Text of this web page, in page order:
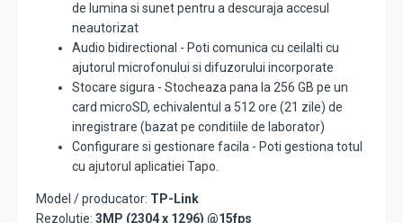
de lumina si sunet pentru a descuraja accesul
neautorizat
Audio bidirectional - Poti comunica cu ceilalti cu
ajutorul microfonului si difuzorului incorporate
Stocare sigura - Stocheaza pana la 256 GB pe un
card microSD, echivalentul a 512 ore (21 zile) de
inregistrare (bazat pe conditiile de laborator)
Configurare si gestionare facila - Poti gestiona totul
cu ajutorul aplicatiei Tapo.
Model / producator: TP-Link
Rezolutie: 3MP (2304 x 1296) @15fps